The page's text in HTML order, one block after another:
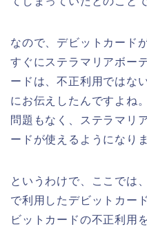
なので、デビットカード
すぐにステラマリアボー
ードは、不正利用ではな
にお伝えしたんですよね
問題もなく、ステラマリ
ードが使えるようになり
というわけで、ここでは
で利用したデビットカー
ビットカードの不正利用